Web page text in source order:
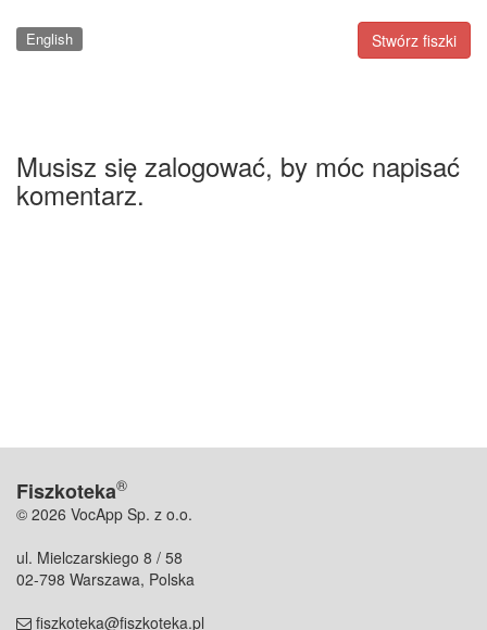
Stwórz fiszki
English
Musisz się zalogować, by móc napisać
komentarz.
Fiszkoteka®
© 2026 VocApp Sp. z o.o.
ul. Mielczarskiego 8 / 58
02-798 Warszawa, Polska
fiszkoteka@fiszkoteka.pl